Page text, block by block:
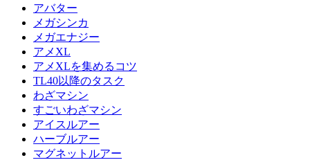
アバター
メガシンカ
メガエナジー
アメXL
アメXLを集めるコツ
TL40以降のタスク
わざマシン
すごいわざマシン
アイスルアー
ハーブルアー
マグネットルアー